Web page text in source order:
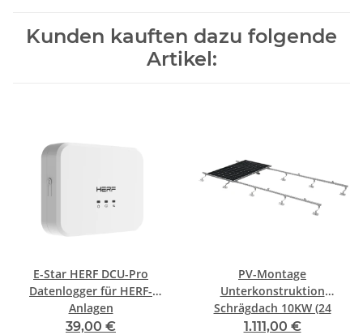
Kunden kauften dazu folgende
Artikel:
E-Star HERF DCU-Pro
Datenlogger für HERF-
Anlagen
39,00 €
PV-Montage
Unterkonstruktion
Schrägdach 10KW (24
Module)
1.111,00 €